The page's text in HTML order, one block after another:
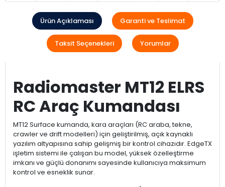
Ürün Açıklaması Garanti ve Teslimat
Taksit Seçenekleri Yorumlar
Radiomaster MT12 ELRS
RC Araç Kumandası
MT12 Surface kumanda, kara araçları (RC araba, tekne,
crawler ve drift modelleri) için geliştirilmiş, açık kaynaklı
yazılım altyapısına sahip gelişmiş bir kontrol cihazıdır. EdgeTX
işletim sistemi ile çalışan bu model, yüksek özelleştirme
imkanı ve güçlü donanımı sayesinde kullanıcıya maksimum
kontrol ve esneklik sunar.